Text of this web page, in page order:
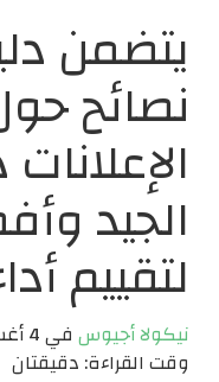
نصائح
الجيد
لتقييم
نيكولا أجيوس
وقت القراءة: دقيقتان